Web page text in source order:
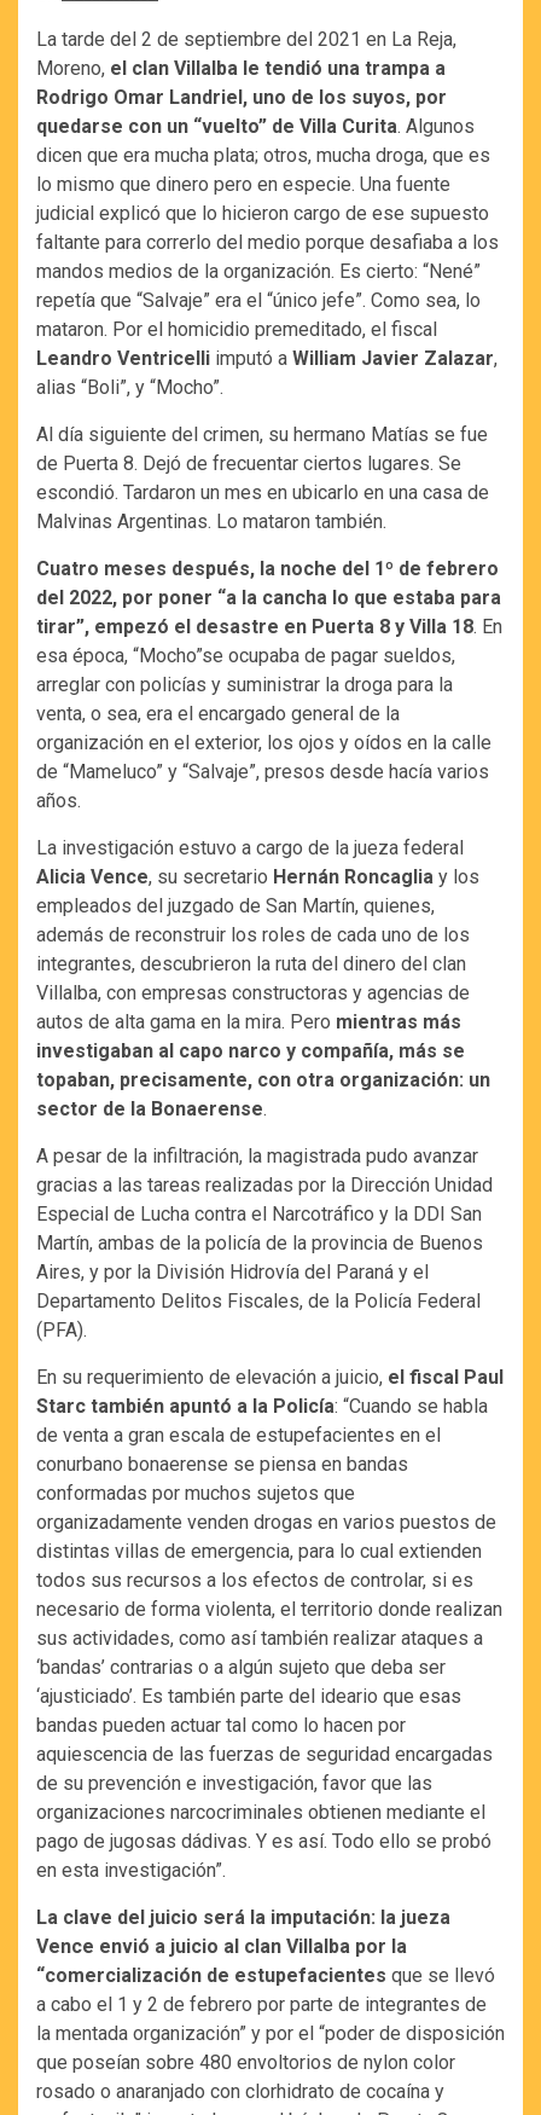
La tarde del 2 de septiembre del 2021 en La Reja,
Moreno, el clan Villalba le tendió una trampa a
Rodrigo Omar Landriel, uno de los suyos, por
quedarse con un “vuelto” de Villa Curita. Algunos
dicen que era mucha plata; otros, mucha droga, que es
lo mismo que dinero pero en especie. Una fuente
judicial explicó que lo hicieron cargo de ese supuesto
faltante para correrlo del medio porque desafiaba a los
mandos medios de la organización. Es cierto: “Nené”
repetía que “Salvaje” era el “único jefe”. Como sea, lo
mataron. Por el homicidio premeditado, el fiscal
Leandro Ventricelli imputó a William Javier Zalazar,
alias “Boli”, y “Mocho”.
Al día siguiente del crimen, su hermano Matías se fue
de Puerta 8. Dejó de frecuentar ciertos lugares. Se
escondió. Tardaron un mes en ubicarlo en una casa de
Malvinas Argentinas. Lo mataron también.
Cuatro meses después, la noche del 1º de febrero
del 2022, por poner “a la cancha lo que estaba para
tirar”, empezó el desastre en Puerta 8 y Villa 18. En
esa época, “Mocho”se ocupaba de pagar sueldos,
arreglar con policías y suministrar la droga para la
venta, o sea, era el encargado general de la
organización en el exterior, los ojos y oídos en la calle
de “Mameluco” y “Salvaje”, presos desde hacía varios
años.
La investigación estuvo a cargo de la jueza federal
Alicia Vence, su secretario Hernán Roncaglia y los
empleados del juzgado de San Martín, quienes,
además de reconstruir los roles de cada uno de los
integrantes, descubrieron la ruta del dinero del clan
Villalba, con empresas constructoras y agencias de
autos de alta gama en la mira. Pero mientras más
investigaban al capo narco y compañía, más se
topaban, precisamente, con otra organización: un
sector de la Bonaerense.
A pesar de la infiltración, la magistrada pudo avanzar
gracias a las tareas realizadas por la Dirección Unidad
Especial de Lucha contra el Narcotráfico y la DDI San
Martín, ambas de la policía de la provincia de Buenos
Aires, y por la División Hidrovía del Paraná y el
Departamento Delitos Fiscales, de la Policía Federal
(PFA).
En su requerimiento de elevación a juicio, el fiscal Paul
Starc también apuntó a la Policía: “Cuando se habla
de venta a gran escala de estupefacientes en el
conurbano bonaerense se piensa en bandas
conformadas por muchos sujetos que
organizadamente venden drogas en varios puestos de
distintas villas de emergencia, para lo cual extienden
todos sus recursos a los efectos de controlar, si es
necesario de forma violenta, el territorio donde realizan
sus actividades, como así también realizar ataques a
‘bandas’ contrarias o a algún sujeto que deba ser
‘ajusticiado’. Es también parte del ideario que esas
bandas pueden actuar tal como lo hacen por
aquiescencia de las fuerzas de seguridad encargadas
de su prevención e investigación, favor que las
organizaciones narcocriminales obtienen mediante el
pago de jugosas dádivas. Y es así. Todo ello se probó
en esta investigación”.
La clave del juicio será la imputación: la jueza
Vence envió a juicio al clan Villalba por la
“comercialización de estupefacientes que se llevó
a cabo el 1 y 2 de febrero por parte de integrantes de
la mentada organización” y por el “poder de disposición
que poseían sobre 480 envoltorios de nylon color
rosado o anaranjado con clorhidrato de cocaína y